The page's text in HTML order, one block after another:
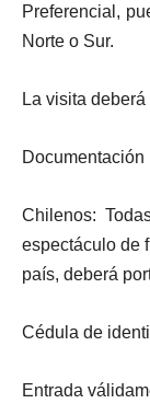
Preferencial,
Norte o Sur.
La visita
Chilenos:
espectáculo de
país, deberá
Cédula de
Entrada